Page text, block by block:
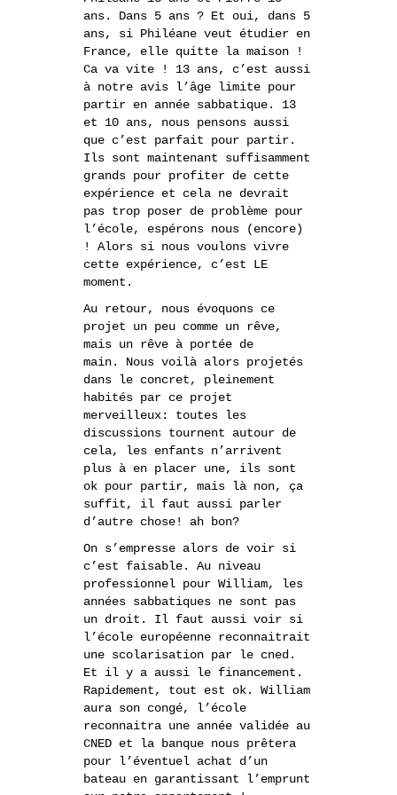
ans. Dans 5 ans ? Et oui, dans 5
ans, si Philéane veut étudier en
France, elle quitte la maison !
Ca va vite ! 13 ans, c’est aussi
à notre avis l’âge limite pour
partir en année sabbatique. 13
et 10 ans, nous pensons aussi
que c’est parfait pour partir.
Ils sont maintenant suffisamment
grands pour profiter de cette
expérience et cela ne devrait
pas trop poser de problème pour
l’école, espérons nous (encore)
! Alors si nous voulons vivre
cette expérience, c’est LE
moment.
Au retour, nous évoquons ce
projet un peu comme un rêve,
mais un rêve à portée de
main. Nous voilà alors projetés
dans le concret, pleinement
habités par ce projet
merveilleux: toutes les
discussions tournent autour de
cela, les enfants n’arrivent
plus à en placer une, ils sont
ok pour partir, mais là non, ça
suffit, il faut aussi parler
d’autre chose! ah bon?
On s’empresse alors de voir si
c’est faisable. Au niveau
professionnel pour William, les
années sabbatiques ne sont pas
un droit. Il faut aussi voir si
l’école européenne reconnaitrait
une scolarisation par le cned.
Et il y a aussi le financement.
Rapidement, tout est ok. William
aura son congé, l’école
reconnaitra une année validée au
CNED et la banque nous prêtera
pour l’éventuel achat d’un
bateau en garantissant l’emprunt